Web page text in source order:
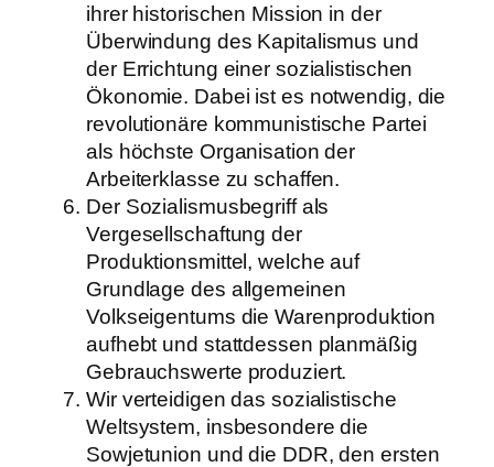
ihrer historischen Mission in der
Überwindung des Kapitalismus und
der Errichtung einer sozialistischen
Ökonomie. Dabei ist es notwendig, die
revolutionäre kommunistische Partei
als höchste Organisation der
Arbeiterklasse zu schaffen.
Der Sozialismusbegriff als
Vergesellschaftung der
Produktionsmittel, welche auf
Grundlage des allgemeinen
Volkseigentums die Warenproduktion
aufhebt und stattdessen planmäßig
Gebrauchswerte produziert.
Wir verteidigen das sozialistische
Weltsystem, insbesondere die
Sowjetunion und die DDR, den ersten